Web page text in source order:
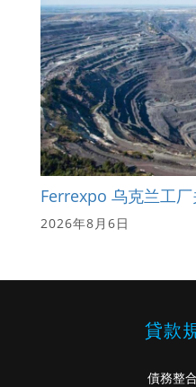
Ferrexpo 乌克兰工
2026年8月6日
貸款
債務整合